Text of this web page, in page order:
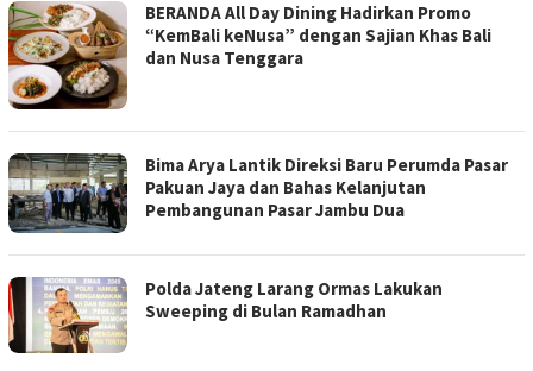
BERANDA All Day Dining Hadirkan Promo
“KemBali keNusa” dengan Sajian Khas Bali
dan Nusa Tenggara
Bima Arya Lantik Direksi Baru Perumda Pasar
Pakuan Jaya dan Bahas Kelanjutan
Pembangunan Pasar Jambu Dua
Polda Jateng Larang Ormas Lakukan
Sweeping di Bulan Ramadhan